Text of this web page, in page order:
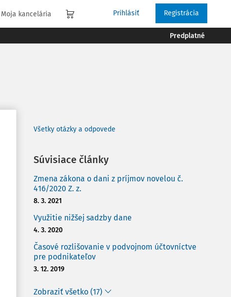
Moja kancelária Prihlásiť Registrácia
Predplatné
Všetky otázky a odpovede
Súvisiace články
Zmena zákona o dani z príjmov novelou č.
416/2020 Z. z.
8. 3. 2021
Využitie nižšej sadzby dane
4. 3. 2020
Časové rozlišovanie v podvojnom účtovníctve
pre podnikateľov
3. 12. 2019
Zobraziť všetko (17)